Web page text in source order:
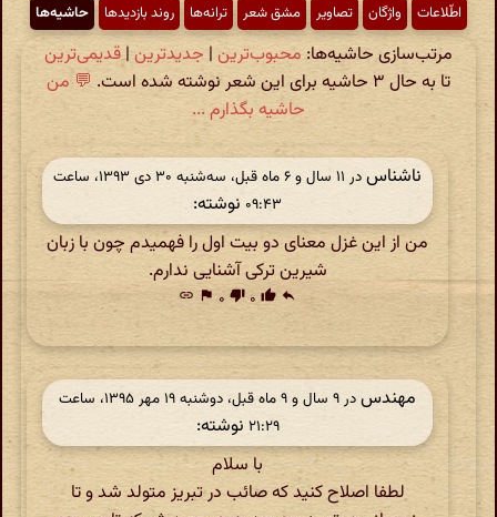
اطّلاعات واژگان تصاویر مشق شعر ترانه‌ها روند بازدیدها حاشیه‌ها
مرتب‌سازی حاشیه‌ها: محبوب‌ترین | جدیدترین |قدیمی‌ترین
تا به حال ۳ حاشیه برای این شعر نوشته شده است.
💬 من
حاشیه بگذارم ...
ناشناس
در ‫۱۱ سال و ۶ ماه قبل، سه‌شنبه ۳۰ دی ۱۳۹۳، ساعت
۰۹:۴۳ نوشته:
من از این غزل معنای دو بیت اول را فهمیدم چون با زبان
شیرین ترکی آشنایی ندارم.
reply
thumb_up ۰ thumb_down ۰ flag
link
مهندس
در ‫۹ سال و ۹ ماه قبل، دوشنبه ۱۹ مهر ۱۳۹۵، ساعت
۲۱:۲۹ نوشته:
با سلام
لطفا اصلاح کنید که صائب در تبریز متولد شد و تا